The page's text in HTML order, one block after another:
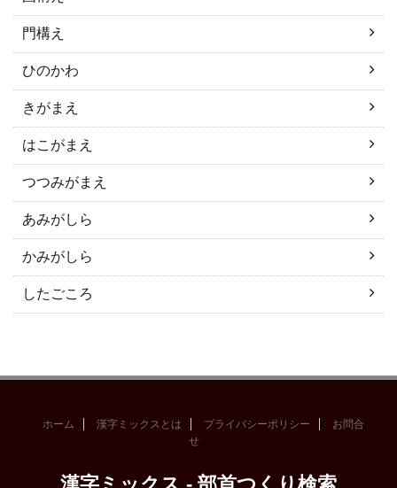
門構え
ひのかわ
きがまえ
はこがまえ
つつみがまえ
あみがしら
かみがしら
したごころ
ホーム 漢字ミックスとは プライバシーポリシー
お問合
せ